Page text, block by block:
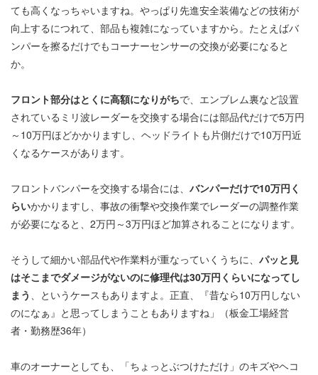
ても高くなっちゃいますね。やっぱり先進安全装備などの技術が
向上するにつれて、部品も複雑になっていますから。たとえばバ
ンパーを擦るだけでもコーナーセンサーの交換が必要になると
か。
フロント部分はとくに高額になりがちで、エンブレム裏など設置
されているミリ波レーダーを交換する場合には部品代だけで5万円
～10万円ほどかかりますし、ヘッドライトも片側だけで10万円近
くなるケースがあります。
フロントバンパーを交換する場合には、 バンパーだけで10万円く
らいかかりますし、事故の衝撃や交換作業でレーダーの調整作業
が必要になると、2万円～3万円ほど加算されることになります。
そうして細かい部品代や作業料が重なっていくうちに、 パッと見
はそこまでダメージがないのに修理代は30万円くらいになってし
まう
、というケースもありますよ。正直、『昔なら10万円しない
のになぁ』と思ってしまうこともありますね」（板金工場経営
者・勤務歴36年）
車のオーナーとしても、「ちょっとぶつけただけ」のキズやヘコ